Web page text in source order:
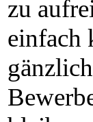
zu
einfach